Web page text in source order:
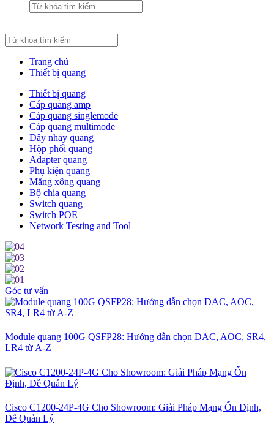
Trang chủ
Thiết bị quang
Thiết bị quang
Cáp quang amp
Cáp quang singlemode
Cáp quang multimode
Dây nhảy quang
Hộp phối quang
Adapter quang
Phụ kiện quang
Măng xông quang
Bộ chia quang
Switch quang
Switch POE
Network Testing and Tool
Góc tư vấn
Module quang 100G QSFP28: Hướng dẫn chọn DAC, AOC, SR4,
LR4 từ A-Z
Cisco C1200-24P-4G Cho Showroom: Giải Pháp Mạng Ổn Định,
Dễ Quản Lý